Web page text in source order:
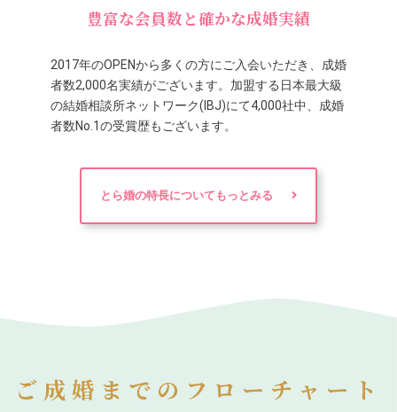
豊富な会員数と確かな成婚実績
2017年のOPENから多くの方にご入会いただき、成婚
者数2,000名実績がございます。加盟する日本最大級
の結婚相談所ネットワーク(IBJ)にて4,000社中、成婚
者数No.1の受賞歴もございます。
とら婚の特長についてもっとみる
ご成婚までのフローチャート